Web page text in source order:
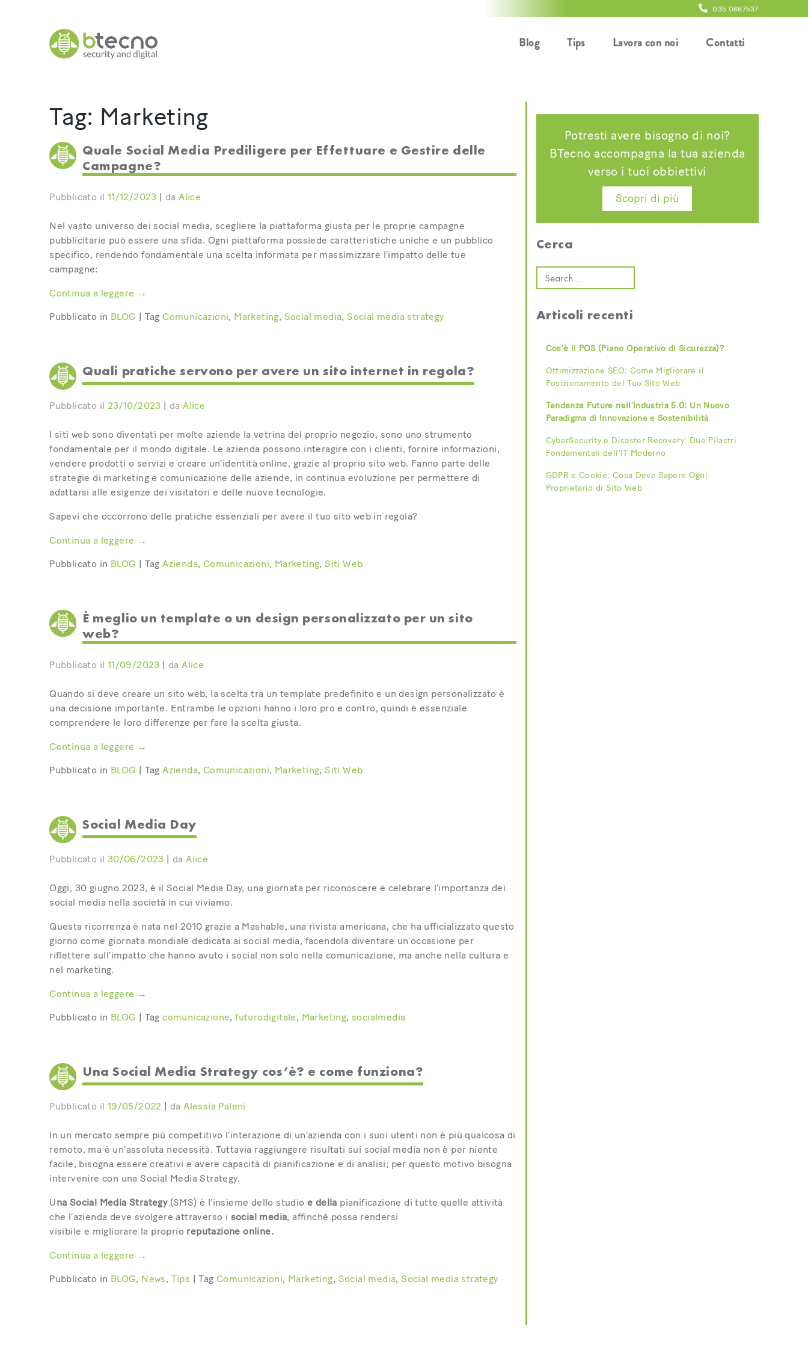
035 0667537
Blog Tips Lavora con noi Contatti
Tag: Marketing
Quale Social Media Prediligere per Effettuare e Gestire delle
Campagne?
Pubblicato il 11/12/2023 | daAlice
Nel vasto universo dei social media, scegliere la piattaforma giusta per le proprie campagne
pubblicitarie può essere una sfida. Ogni piattaforma possiede caratteristiche uniche e un pubblico
specifico, rendendo fondamentale una scelta informata per massimizzare l’impatto delle tue
campagne:
Continua a leggere →
Pubblicato in BLOG | TagComunicazioni, Marketing, Social media,Social media strategy
Quali pratiche servono per avere un sito internet in regola?
Pubblicato il 23/10/2023 | daAlice
I siti web sono diventati per molte aziende la vetrina del proprio negozio, sono uno strumento
fondamentale per il mondo digitale. Le azienda possono interagire con i clienti, fornire informazioni,
vendere prodotti o servizi e creare un’identità online, grazie al proprio sito web. Fanno parte delle
strategie di marketing e comunicazione delle aziende, in continua evoluzione per permettere di
adattarsi alle esigenze dei visitatori e delle nuove tecnologie.
Sapevi che occorrono delle pratiche essenziali per avere il tuo sito web in regola?
Continua a leggere →
Pubblicato in BLOG | TagAzienda, Comunicazioni, Marketing,Siti Web
È meglio un template o un design personalizzato per un sito
web?
Pubblicato il 11/09/2023 | daAlice
Quando si deve creare un sito web, la scelta tra un template predefinito e un design personalizzato è
una decisione importante. Entrambe le opzioni hanno i loro pro e contro, quindi è essenziale
comprendere le loro differenze per fare la scelta giusta.
Continua a leggere →
Pubblicato in BLOG | TagAzienda, Comunicazioni, Marketing,Siti Web
Social Media Day
Pubblicato il 30/06/2023 | daAlice
Oggi, 30 giugno 2023, è il Social Media Day, una giornata per riconoscere e celebrare l’importanza dei
social media nella società in cui viviamo.
Questa ricorrenza è nata nel 2010 grazie a Mashable, una rivista americana, che ha ufficializzato questo
giorno come giornata mondiale dedicata ai social media, facendola diventare un’occasione per
riflettere sull’impatto che hanno avuto i social non solo nella comunicazione, ma anche nella cultura e
nel marketing.
Continua a leggere →
Pubblicato in BLOG | Tagcomunicazione,futurodigitale, Marketing, socialmedia
Una Social Media Strategy cos’è? e come funziona?
Pubblicato il 19/05/2022 | daAlessia Paleni
In un mercato sempre più competitivo l’interazione di un’azienda con i suoi utenti non è più qualcosa di
remoto, ma è un’assoluta necessità. Tuttavia raggiungere risultati sui social media non è per niente
facile, bisogna essere creativi e avere capacità di pianificazione e di analisi; per questo motivo bisogna
intervenire con una Social Media Strategy.
Una Social Media Strategy(SMS) è l’insieme dello studioe della pianificazione di tutte quelle attività
che l’azienda deve svolgere attraverso i social media, affinché possa rendersi
visibile e migliorare la proprio reputazione online.
Continua a leggere →
Pubblicato in BLOG, News, Tips |TagComunicazioni, Marketing, Social media,Social media strategy
Potresti avere bisogno di noi?
BTecno accompagna la tua azienda
verso i tuoi obbiettivi
Scopri di più
Cerca
Articoli recenti
Cos’è il POS (Piano Operativo di Sicurezza)?
Ottimizzazione SEO: Come Migliorare il
Posizionamento del Tuo Sito Web
Tendenze Future nell’Industria 5.0: Un Nuovo
Paradigma di Innovazione e Sostenibilità
CyberSecurity e Disaster Recovery: Due Pilastri
Fondamentali dell’IT Moderno
GDPR e Cookie: Cosa Deve Sapere Ogni
Proprietario di Sito Web